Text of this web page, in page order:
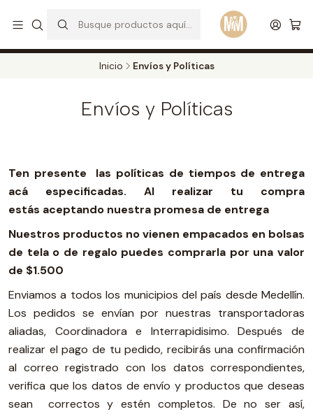
Envios a todo el pais. Opcion EXPRESS en Medellin y Bogota Leer más
Inicio Envíos y Políticas
Envíos y Políticas
Ten presente las políticas de tiempos de entrega
acá especificadas. Al realizar tu compra
estás aceptando nuestra promesa de entrega
Nuestros productos no vienen empacados en bolsas
de tela o de regalo puedes comprarla por una valor
de $1.500
Enviamos a todos los municipios del país desde Medellín.
Los pedidos se envían por nuestras transportadoras
aliadas, Coordinadora e Interrapidisimo. Después de
realizar el pago de tu pedido, recibirás una confirmación
al correo registrado con los datos correspondientes,
verifica que los datos de envío y productos que deseas
sean correctos y estén completos. De no ser así,